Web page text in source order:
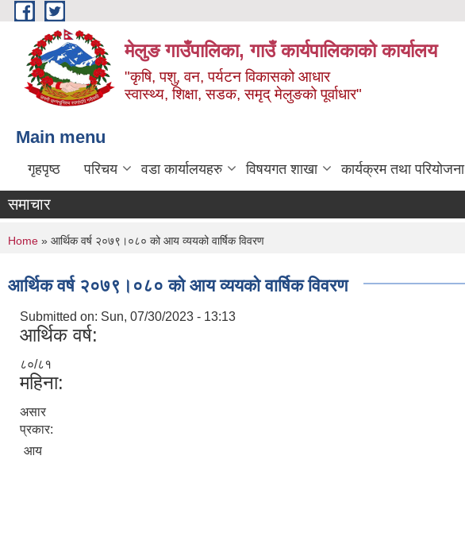
Skip to main content
मेलुङ गाउँपालिका, गाउँ कार्यपालिकाको कार्यालय
"कृषि, पशु, वन, पर्यटन विकासको आधार
स्वास्थ्य, शिक्षा, सडक, समृद् मेलुङको पूर्वाधार"
Main menu
गृहपृष्ठ परिचय वडा कार्यालयहरु विषयगत शाखा कार्यक्रम तथा परियोजना
समाचार
You are here
Home » आर्थिक वर्ष २०७९।०८० को आय व्ययको वार्षिक विवरण
आर्थिक वर्ष २०७९।०८० को आय व्ययको वार्षिक विवरण
Submitted on: Sun, 07/30/2023 - 13:13
आर्थिक वर्ष:
८०/८१
महिना:
असार
प्रकार:
आय